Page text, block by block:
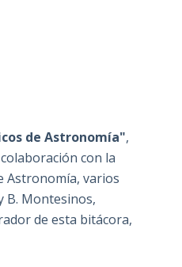
de Astronomía",
con la
Astronomía, varios
B. Montesinos,
de esta bitácora,